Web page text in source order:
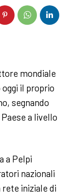
mondiale
il proprio
segnando
a livello
a Pelpi
nazionali
iniziale di